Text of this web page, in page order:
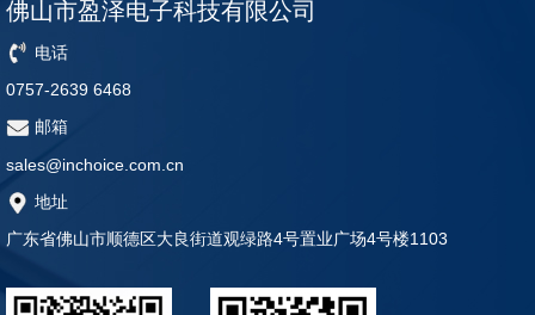
佛山市盈泽电子科技有限公司
电话
0757-2639 6468
邮箱
sales@inchoice.com.cn
地址
广东省佛山市顺德区大良街道观绿路4号置业广场4号楼1103